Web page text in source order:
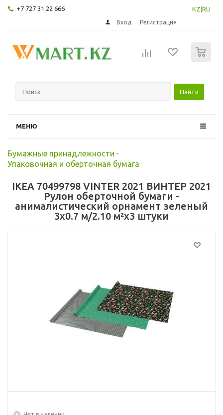
+7 727 31 22 666 KZ RU
Вход Регистрация
Найти
МЕНЮ
Бумажные принадлежности -
Упаковочная и оберточная бумага
IKEA 70499798 VINTER 2021 ВИНТЕР 2021
Рулон оберточной бумаги -
анималистический орнамент зеленый
3x0.7 м/2.10 м²x3 штуки